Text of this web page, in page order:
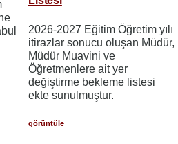
2026-2027 Eğitim Öğretim yılı
itirazlar sonucu oluşan Müdür,
Müdür Muavini ve
Öğretmenlere ait yer
değiştirme bekleme listesi
ekte sunulmuştur.
görüntüle